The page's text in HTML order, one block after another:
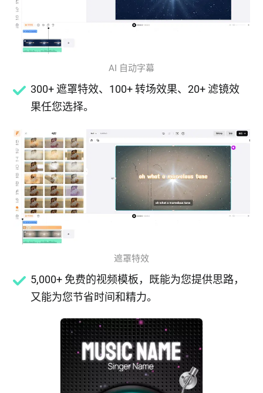
AI 自动字幕
300+ 遮罩特效、100+ 转场效果、20+ 滤镜效
果任您选择。
遮罩特效
5,000+ 免费的视频模板，既能为您提供思路，
又能为您节省时间和精力。